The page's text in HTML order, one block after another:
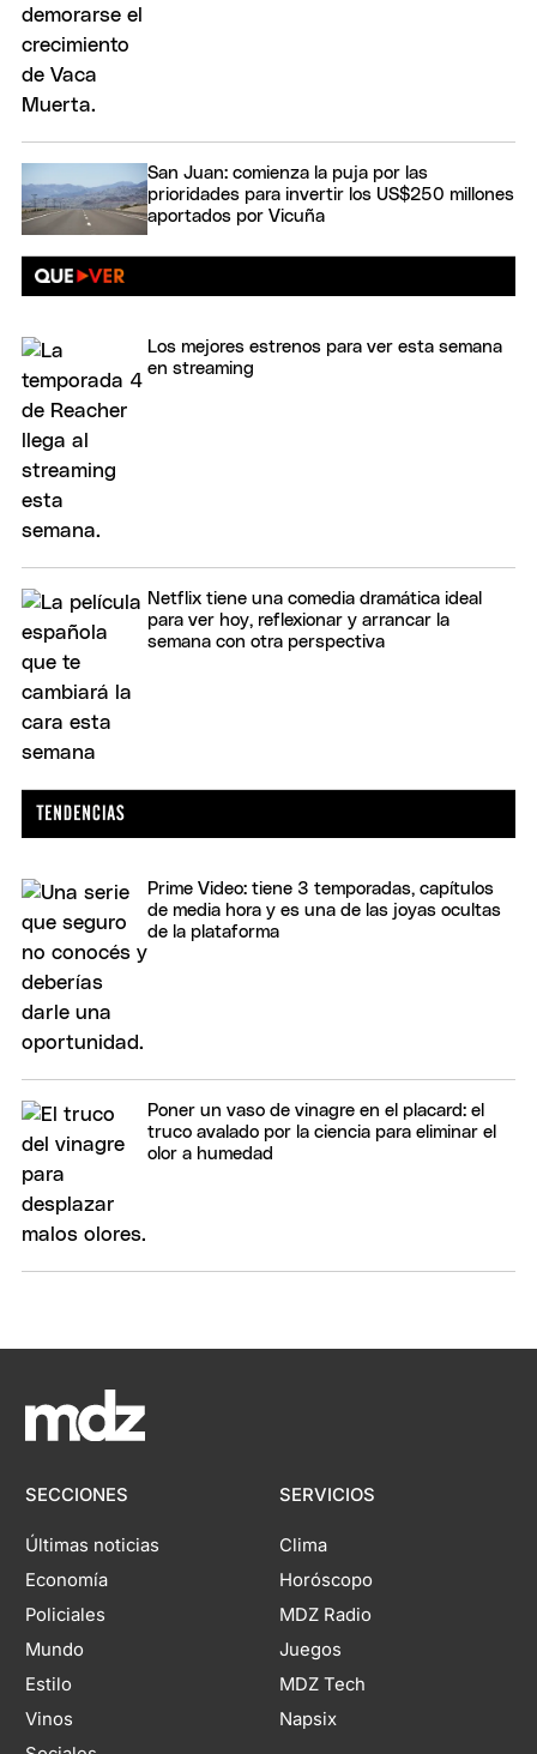
San Juan: comienza la puja por las
prioridades para invertir los US$250 millones
aportados por Vicuña
Los mejores estrenos para ver esta semana
en streaming
Netflix tiene una comedia dramática ideal
para ver hoy, reflexionar y arrancar la
semana con otra perspectiva
Prime Video: tiene 3 temporadas, capítulos
de media hora y es una de las joyas ocultas
de la plataforma
Poner un vaso de vinagre en el placard: el
truco avalado por la ciencia para eliminar el
olor a humedad
SECCIONES
Últimas noticias
Economía
Policiales
Mundo
Estilo
Vinos
SERVICIOS
Clima
Horóscopo
MDZ Radio
Juegos
MDZ Tech
Napsix